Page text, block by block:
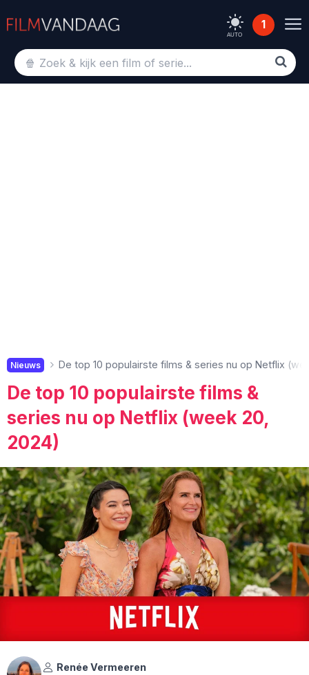
AUTO
1
Nieuws De top 10 populairste films & series nu op Netflix
De top 10 populairste films &
series nu op Netflix (week 20,
2024)
Renée Vermeeren